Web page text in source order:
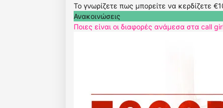
Το γνωρίζετε πως μπορείτε να κερδίζετε
Ανακοινώσεις
Ποιες είναι οι διαφορές ανάμεσα στα call